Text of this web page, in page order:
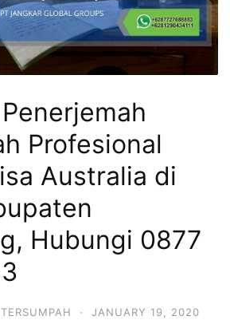
Profesional
Australia di
Hubungi 0877
· JANUARY 19, 2020